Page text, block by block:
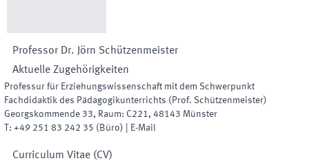
Professor Dr. Jörn Schützenmeister
Aktuelle Zugehörigkeiten
Professur für Erziehungswissenschaft mit dem Schwerpunkt
Fachdidaktik des Pädagogikunterrichts (Prof. Schützenmeister)
Georgskommende 33, Raum: C221, 48143 Münster
T: +49 251 83 242 35 ( Büro) E-Mail
Curriculum Vitae (CV)